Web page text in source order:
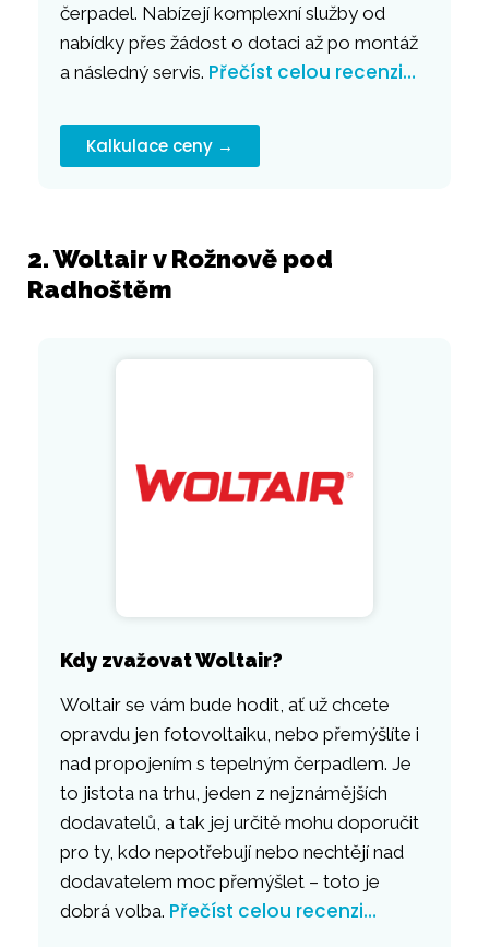
čerpadel. Nabízejí komplexní služby od
nabídky přes žádost o dotaci až po montáž
a následný servis. Přečíst celou recenzi…
Kalkulace ceny →
2. Woltair v Rožnově pod
Radhoštěm
Kdy zvažovat Woltair?
Woltair se vám bude hodit, ať už chcete
opravdu jen fotovoltaiku, nebo přemýšlíte i
nad propojením s tepelným čerpadlem. Je
to jistota na trhu, jeden z nejznámějších
dodavatelů, a tak jej určitě mohu doporučit
pro ty, kdo nepotřebují nebo nechtějí nad
dodavatelem moc přemýšlet – toto je
dobrá volba. Přečíst celou recenzi…